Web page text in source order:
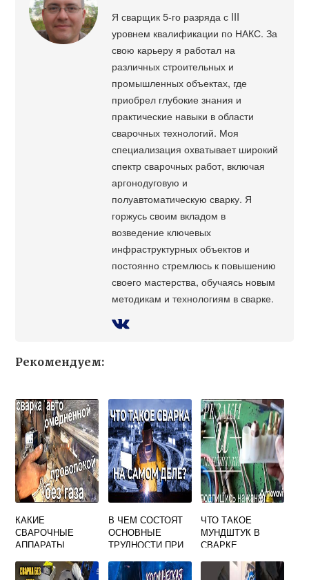
Я сварщик 5-го разряда с III
уровнем квалификации по НАКС. За
свою карьеру я работал на
различных строительных и
промышленных объектах, где
приобрел глубокие знания и
практические навыки в области
сварочных технологий. Моя
специализация охватывает широкий
спектр сварочных работ, включая
аргонодуговую и
полуавтоматическую сварку. Я
горжусь своим вкладом в
возведение ключевых
инфраструктурных объектов и
постоянно стремлюсь к повышению
своего мастерства, обучаясь новым
методикам и технологиям в сварке.
Рекомендуем:
КАКИЕ
СВАРОЧНЫЕ
АППАРАТЫ
ДЛЯ
В ЧЕМ СОСТОЯТ
ОСНОВНЫЕ
ТРУДНОСТИ ПРИ
СВАРКИ
ЧТО ТАКОЕ
МУНДШТУК В
СВАРКЕ